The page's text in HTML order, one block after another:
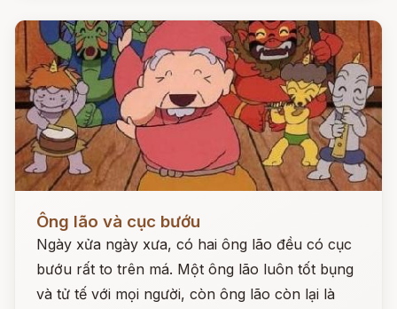
Đọc ngay
Ông lão và cục bướu
Ngày xửa ngày xưa, có hai ông lão đều có cục
bướu rất to trên má. Một ông lão luôn tốt bụng
và tử tế với mọi người, còn ông lão còn lại là